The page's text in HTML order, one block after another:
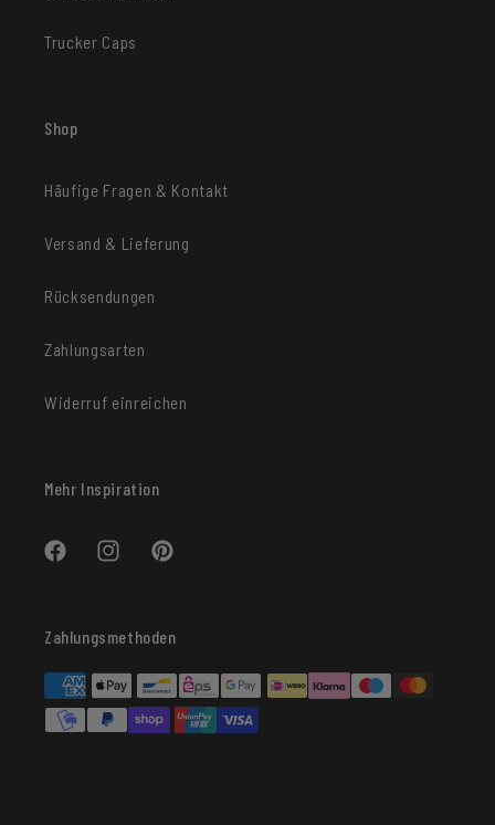
Trucker Caps
Shop
Häufige Fragen & Kontakt
Versand & Lieferung
Rücksendungen
Zahlungsarten
Widerruf einreichen
Mehr Inspiration
FacebookInstagramPinterest
Zahlungsmethoden